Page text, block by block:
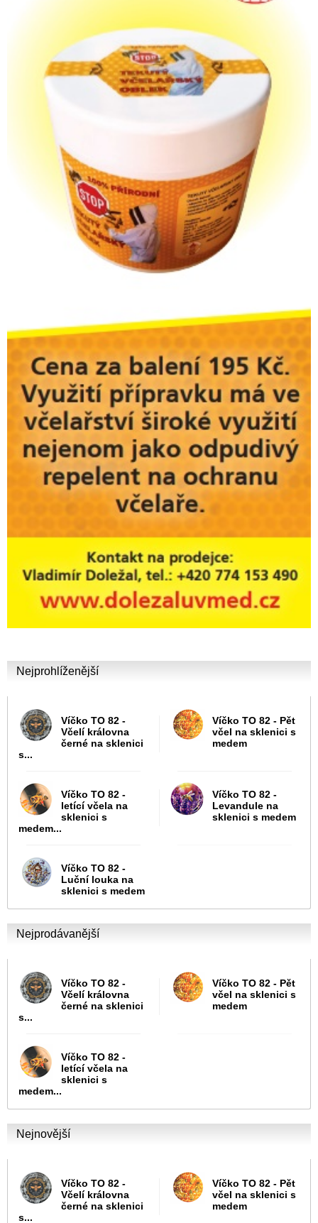
Nejprohlíženější
Víčko TO 82 -
Včelí královna
černé na sklenici
s...
Víčko TO 82 - Pět
včel na sklenici s
medem
Víčko TO 82 -
letící včela na
sklenici s
medem...
Víčko TO 82 -
Levandule na
sklenici s medem
Víčko TO 82 -
Luční louka na
sklenici s medem
Nejprodávanější
Víčko TO 82 -
Včelí královna
černé na sklenici
s...
Víčko TO 82 - Pět
včel na sklenici s
medem
Víčko TO 82 -
letící včela na
sklenici s
medem...
Nejnovější
Víčko TO 82 -
Včelí královna
černé na sklenici
s...
Víčko TO 82 - Pět
včel na sklenici s
medem